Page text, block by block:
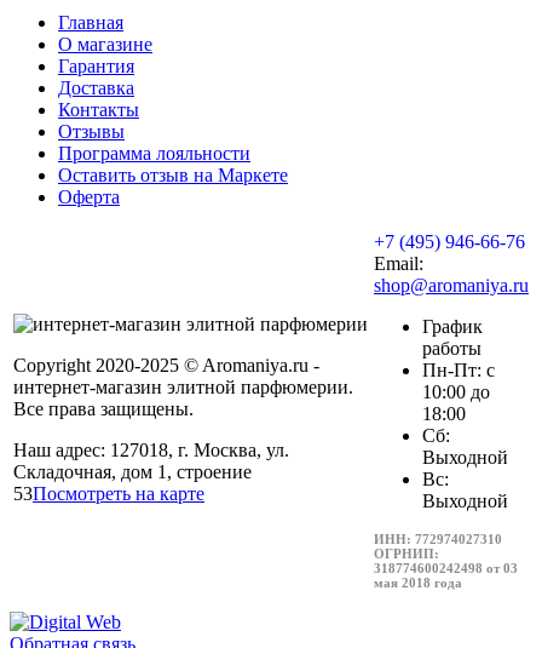
Главная
О магазине
Гарантия
Доставка
Контакты
Отзывы
Программа лояльности
Оставить отзыв на Маркете
Оферта
Copyright 2020-2025 © Aromaniya.ru -
интернет-магазин элитной парфюмерии.
Все права защищены.
Наш адрес: 127018, г. Москва, ул.
Складочная, дом 1, строение
53Посмотреть на карте
+7 (495) 946-66-76
Email:
shop@aromaniya.ru
График
работы
Пн-Пт: с
10:00 до
18:00
Сб:
Выходной
Вс:
Выходной
ИНН: 772974027310
ОГРНИП:
318774600242498 от 03
мая 2018 года